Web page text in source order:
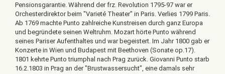
Pensionsgarantie. Während der frz. Revolution 1795-97 war er
Orchesterdirektor beim "Varieté Theater" in Paris. Verlies 1799 Paris.
Ab 1769 machte Punto zahlreiche Kunstreisen durch ganz Europa
und begründete seinen Weltruhm. Mozart hörte Punto während
seines Pariser Aufenthaltes und war begeistert. Im Jahr 1800 gab er
Konzerte in Wien und Budapest mit Beethoven (Sonate op.17).
1801 kehrte Punto triumphal nach Prag zurück. Giovanni Punto starb
16.2.1803 in Prag an der "Brustwassersucht", eine damals sehr